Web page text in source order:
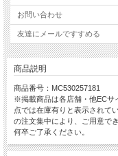
お問い合わせ
友達にメールですすめる
商品説明
商品番号：MC530257181
※掲載商品は各店舗・他ECサ
点では在庫有りと表示されて
の注文集中により、ご用意で
何卒ご了承ください。